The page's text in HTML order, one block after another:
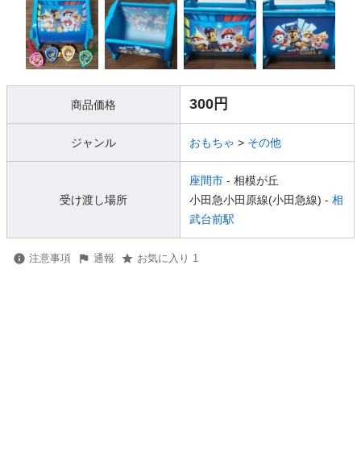
商品価格 300円
ジャンル おもちゃ > その他
受け渡し場所
座間市 - 相模が丘
小田急小田原線(小田急線) - 相
武台前駅
注意事項 通報 お気に入り 1